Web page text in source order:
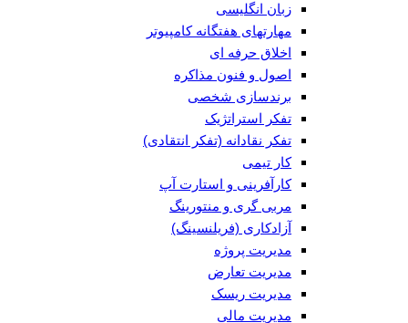
زبان انگلیسی
مهارتهای هفتگانه کامپیوتر
اخلاق حرفه ای
اصول و فنون مذاکره
برندسازی شخصی
تفکر استراتژیک
تفکر نقادانه (تفکر انتقادی)
کار تیمی
کارآفرینی و استارت آپ
مربی گری و منتورینگ
آزادکاری (فریلنسینگ)
مدیریت پروژه
مدیریت تعارض
مدیریت ریسک
مدیریت مالی